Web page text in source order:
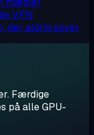
VPN
der aldrig sover
Færdige
på alle GPU-